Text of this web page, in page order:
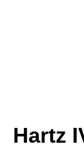
Hartz